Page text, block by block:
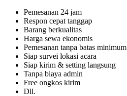
Pemesanan 24 jam
Respon cepat tanggap
Barang berkualitas
Harga sewa ekonomis
Pemesanan tanpa batas minimum
Siap survei lokasi acara
Siap kirim & setting langsung
Tanpa biaya admin
Free ongkos kirim
Dll.